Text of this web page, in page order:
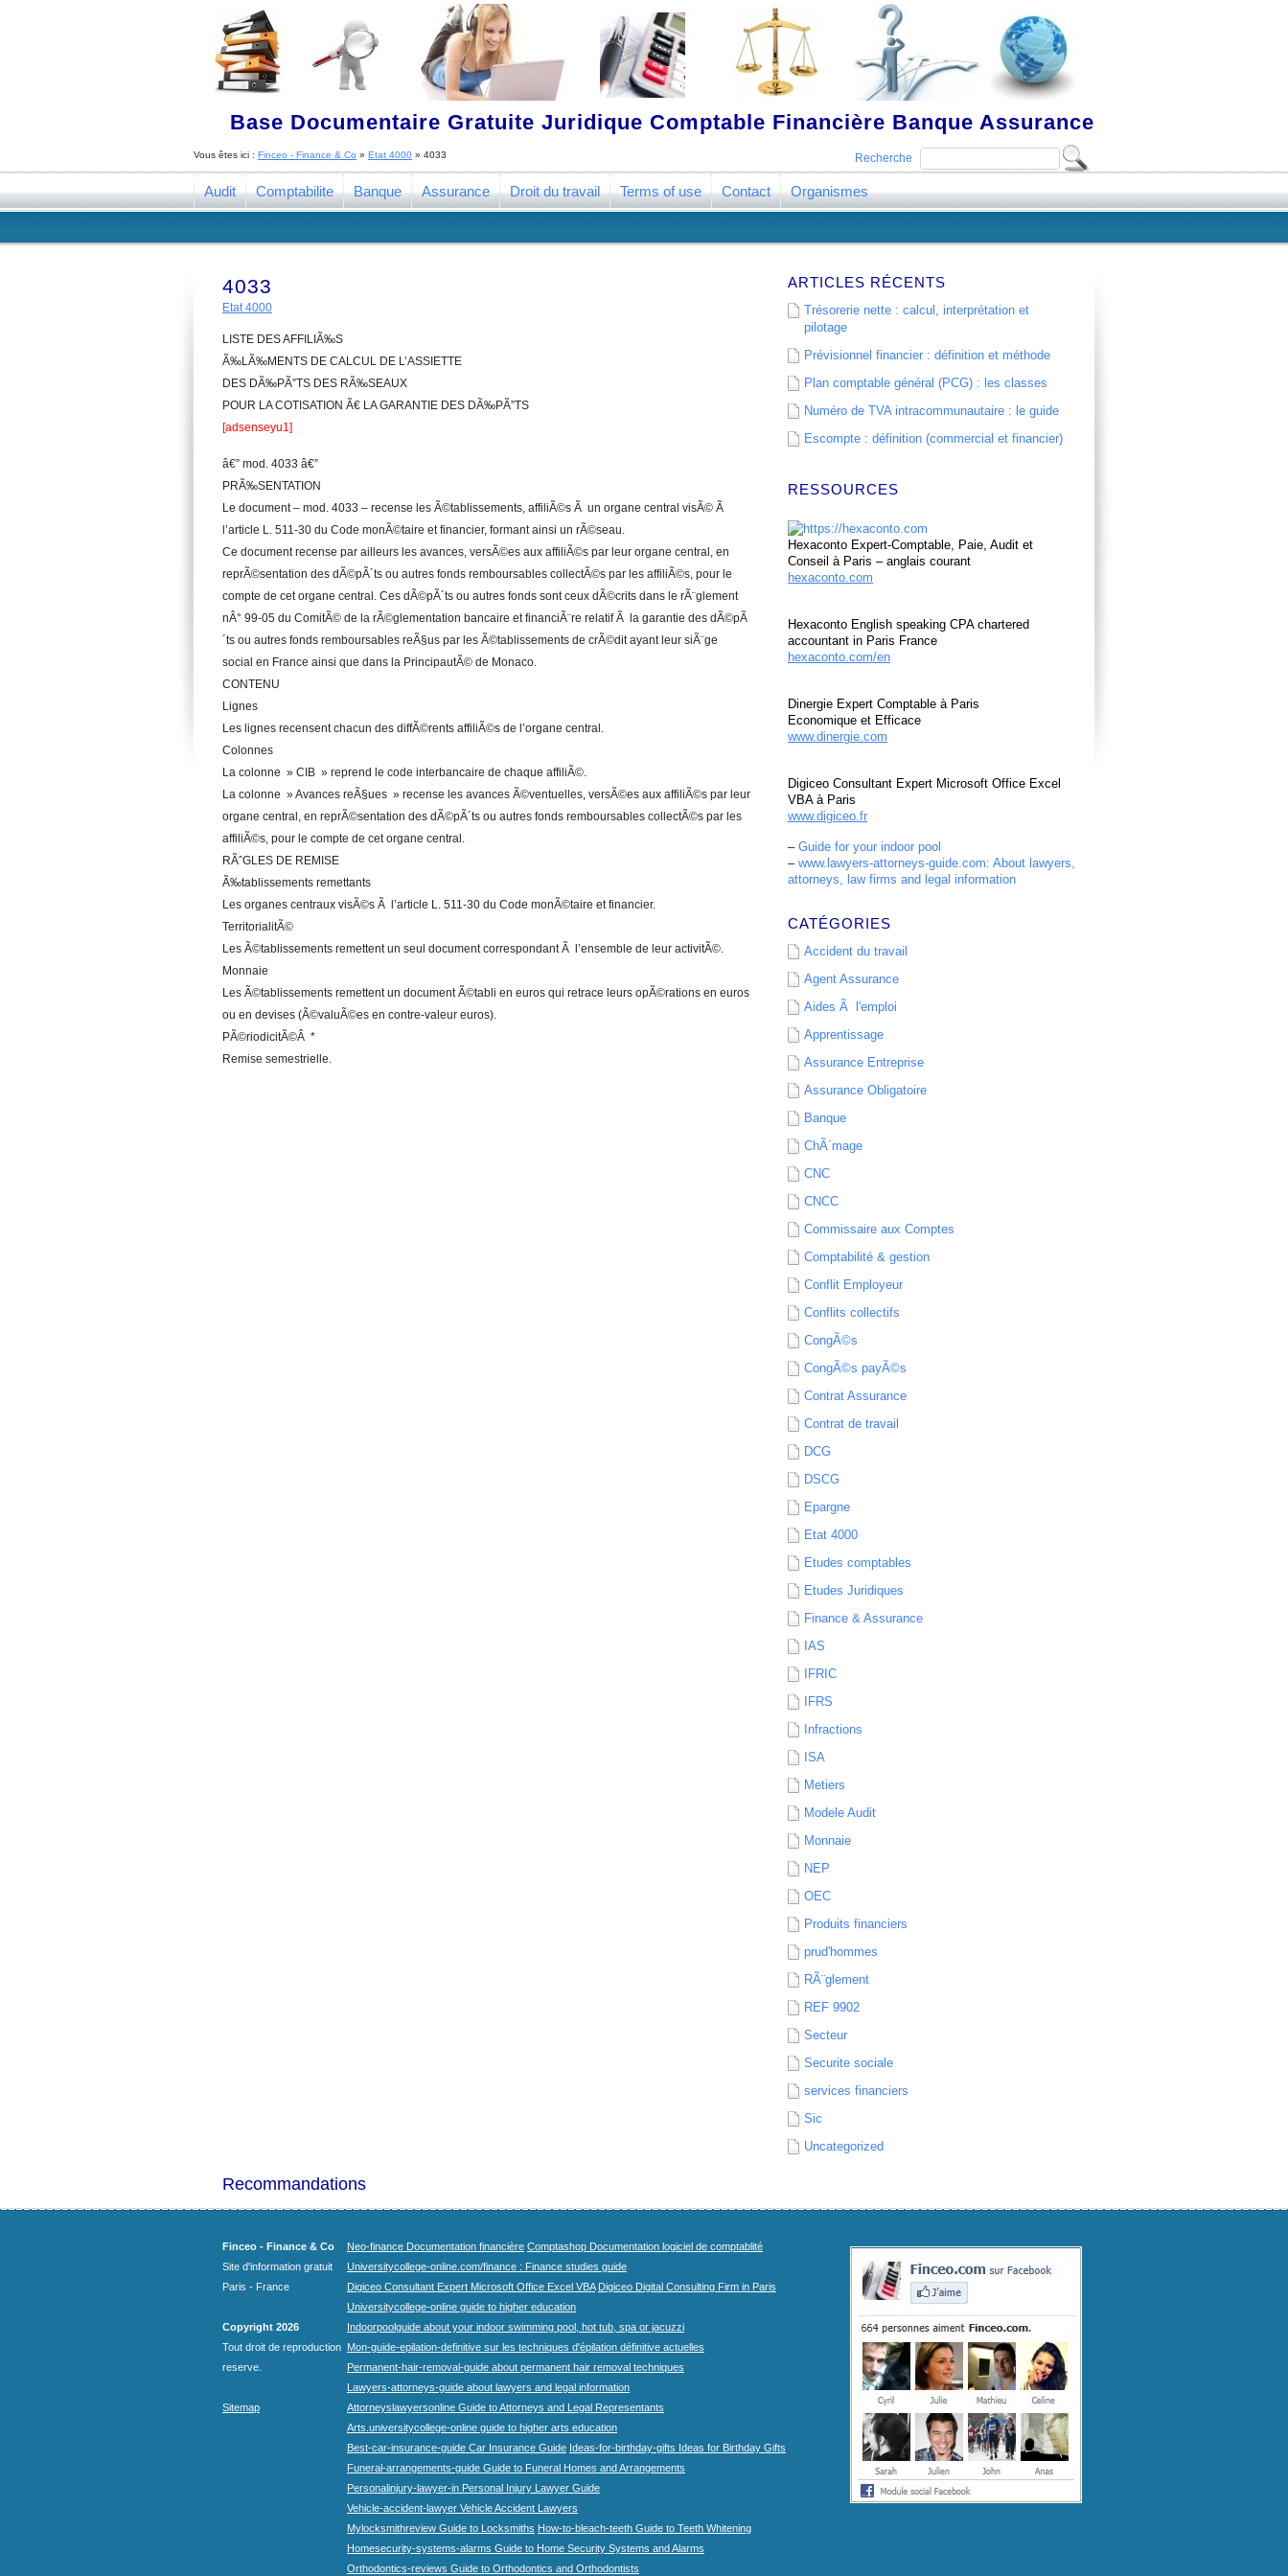
Base Documentaire Gratuite Juridique Comptable Financière Banque Assurance
Recherche
Vous êtes ici : Finceo - Finance & Co » Etat 4000 » 4033
Audit Comptabilite Banque Assurance Droit du travail Terms of use Contact Organismes
4033
Etat 4000
LISTE DES AFFILIÃ‰S
Ã‰LÃ‰MENTS DE CALCUL DE L’ASSIETTE
DES DÃ‰PÃ”TS DES RÃ‰SEAUX
POUR LA COTISATION Ã€ LA GARANTIE DES DÃ‰PÃ”TS
[adsenseyu1]
â€” mod. 4033 â€”
PRÃ‰SENTATION
Le document – mod. 4033 – recense les Ã©tablissements, affiliÃ©s Ã un organe central visÃ© Ã
l’article L. 511-30 du Code monÃ©taire et financier, formant ainsi un rÃ©seau.
Ce document recense par ailleurs les avances, versÃ©es aux affiliÃ©s par leur organe central, en
reprÃ©sentation des dÃ©pÃ´ts ou autres fonds remboursables collectÃ©s par les affiliÃ©s, pour le
compte de cet organe central. Ces dÃ©pÃ´ts ou autres fonds sont ceux dÃ©crits dans le rÃ¨glement
nÂ° 99-05 du ComitÃ© de la rÃ©glementation bancaire et financiÃ¨re relatif Ã la garantie des dÃ©pÃ
´ts ou autres fonds remboursables reÃ§us par les Ã©tablissements de crÃ©dit ayant leur siÃ¨ge
social en France ainsi que dans la PrincipautÃ© de Monaco.
CONTENU
Lignes
Les lignes recensent chacun des diffÃ©rents affiliÃ©s de l’organe central.
Colonnes
La colonne » CIB » reprend le code interbancaire de chaque affiliÃ©.
La colonne » Avances reÃ§ues » recense les avances Ã©ventuelles, versÃ©es aux affiliÃ©s par leur
organe central, en reprÃ©sentation des dÃ©pÃ´ts ou autres fonds remboursables collectÃ©s par les
affiliÃ©s, pour le compte de cet organe central.
RÃˆGLES DE REMISE
Ã‰tablissements remettants
Les organes centraux visÃ©s Ã l’article L. 511-30 du Code monÃ©taire et financier.
TerritorialitÃ©
Les Ã©tablissements remettent un seul document correspondant Ã l’ensemble de leur activitÃ©.
Monnaie
Les Ã©tablissements remettent un document Ã©tabli en euros qui retrace leurs opÃ©rations en euros
ou en devises (Ã©valuÃ©es en contre-valeur euros).
PÃ©riodicitÃ©Â *
Remise semestrielle.
ARTICLES RÉCENTS
Trésorerie nette : calcul, interprétation et
pilotage
Prévisionnel financier : définition et méthode
Plan comptable général (PCG) : les classes
Numéro de TVA intracommunautaire : le guide
Escompte : définition (commercial et financier)
RESSOURCES
Hexaconto Expert-Comptable, Paie, Audit et
Conseil à Paris – anglais courant
hexaconto.com
Hexaconto English speaking CPA chartered
accountant in Paris France
hexaconto.com/en
Dinergie Expert Comptable à Paris
Economique et Efficace
www.dinergie.com
Digiceo Consultant Expert Microsoft Office Excel
VBA à Paris
www.digiceo.fr
– Guide for your indoor pool
– www.lawyers-attorneys-guide.com: About lawyers,
attorneys, law firms and legal information
CATÉGORIES
Accident du travail
Agent Assurance
Aides Ã l'emploi
Apprentissage
Assurance Entreprise
Assurance Obligatoire
Banque
ChÃ´mage
CNC
CNCC
Commissaire aux Comptes
Comptabilité & gestion
Conflit Employeur
Conflits collectifs
CongÃ©s
CongÃ©s payÃ©s
Contrat Assurance
Contrat de travail
DCG
DSCG
Epargne
Etat 4000
Etudes comptables
Etudes Juridiques
Finance & Assurance
IAS
IFRIC
IFRS
Infractions
ISA
Metiers
Modele Audit
Monnaie
NEP
OEC
Produits financiers
prud'hommes
RÃ¨glement
REF 9902
Secteur
Securite sociale
services financiers
Sic
Uncategorized
Recommandations
Finceo - Finance & Co
Site d'information gratuit
Paris - France
Copyright 2026
Tout droit de reproduction
reserve.
Sitemap
Neo-finance Documentation financière Comptashop Documentation logiciel de comptablité
Universitycollege-online.com/finance : Finance studies guide
Digiceo Consultant Expert Microsoft Office Excel VBA Digiceo Digital Consulting Firm in Paris
Universitycollege-online guide to higher education
Indoorpoolguide about your indoor swimming pool, hot tub, spa or jacuzzi
Mon-guide-epilation-definitive sur les techniques d'épilation définitive actuelles
Permanent-hair-removal-guide about permanent hair removal techniques
Lawyers-attorneys-guide about lawyers and legal information
Attorneyslawyersonline Guide to Attorneys and Legal Representants
Arts.universitycollege-online guide to higher arts education
Best-car-insurance-guide Car Insurance Guide Ideas-for-birthday-gifts Ideas for Birthday Gifts
Funeral-arrangements-guide Guide to Funeral Homes and Arrangements
Personalinjury-lawyer-in Personal Injury Lawyer Guide
Vehicle-accident-lawyer Vehicle Accident Lawyers
Mylocksmithreview Guide to Locksmiths How-to-bleach-teeth Guide to Teeth Whitening
Homesecurity-systems-alarms Guide to Home Security Systems and Alarms
Orthodontics-reviews Guide to Orthodontics and Orthodontists